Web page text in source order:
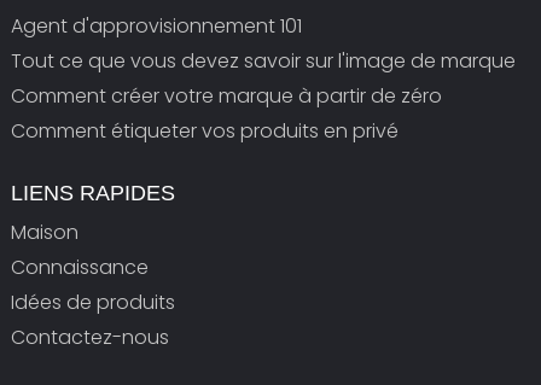
Agent d'approvisionnement 101
Tout ce que vous devez savoir sur l'image de marque
Comment créer votre marque à partir de zéro
Comment étiqueter vos produits en privé
LIENS RAPIDES
Maison
Connaissance
Idées de produits
Contactez-nous